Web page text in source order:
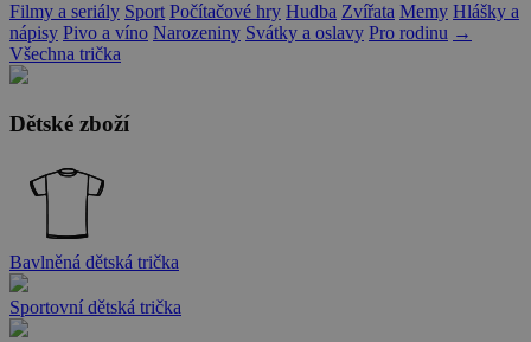
Filmy a seriály Sport Počítačové hry Hudba Zvířata Memy Hlášky a
nápisy Pivo a víno Narozeniny Svátky a oslavy Pro rodinu →
Všechna trička
Dětské zboží
Bavlněná dětská trička
Sportovní dětská trička